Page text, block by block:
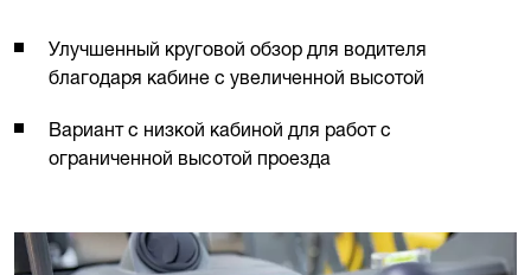
Улучшенный круговой обзор для водителя
благодаря кабине с увеличенной высотой
Вариант с низкой кабиной для работ с
ограниченной высотой проезда